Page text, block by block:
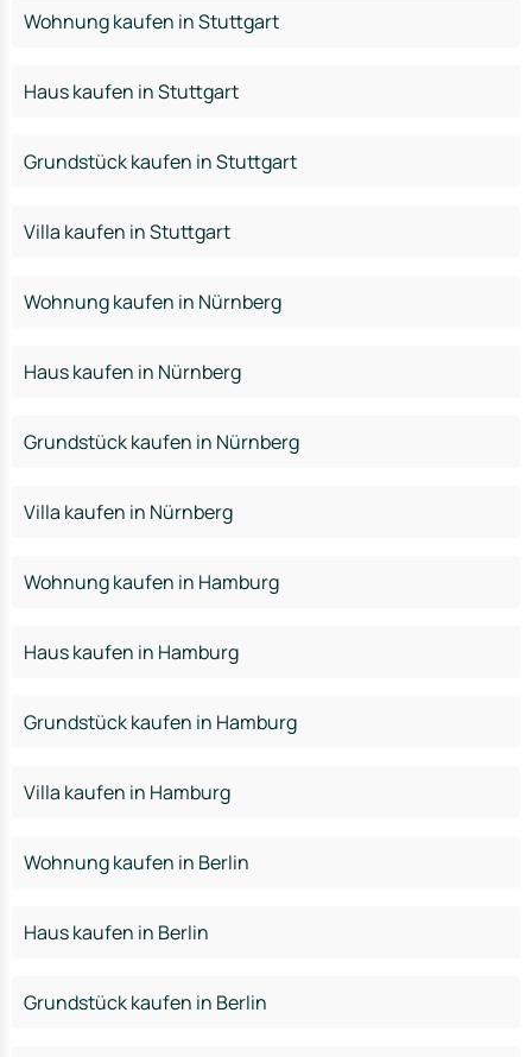
Wohnung kaufen in Stuttgart
Haus kaufen in Stuttgart
Grundstück kaufen in Stuttgart
Villa kaufen in Stuttgart
Wohnung kaufen in Nürnberg
Haus kaufen in Nürnberg
Grundstück kaufen in Nürnberg
Villa kaufen in Nürnberg
Wohnung kaufen in Hamburg
Haus kaufen in Hamburg
Grundstück kaufen in Hamburg
Villa kaufen in Hamburg
Wohnung kaufen in Berlin
Haus kaufen in Berlin
Grundstück kaufen in Berlin